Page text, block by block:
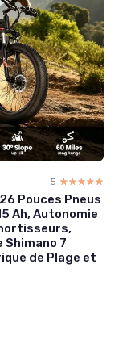
5 ☆☆☆☆☆
★★★★★
Pouces Pneus
Ah, Autonomie
Shimano 7
de Plage et